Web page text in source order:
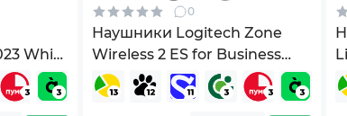
White
0
Наушники Logitech Zone
Wireless 2 ES for Business
Graphite UC version (981-
001498)